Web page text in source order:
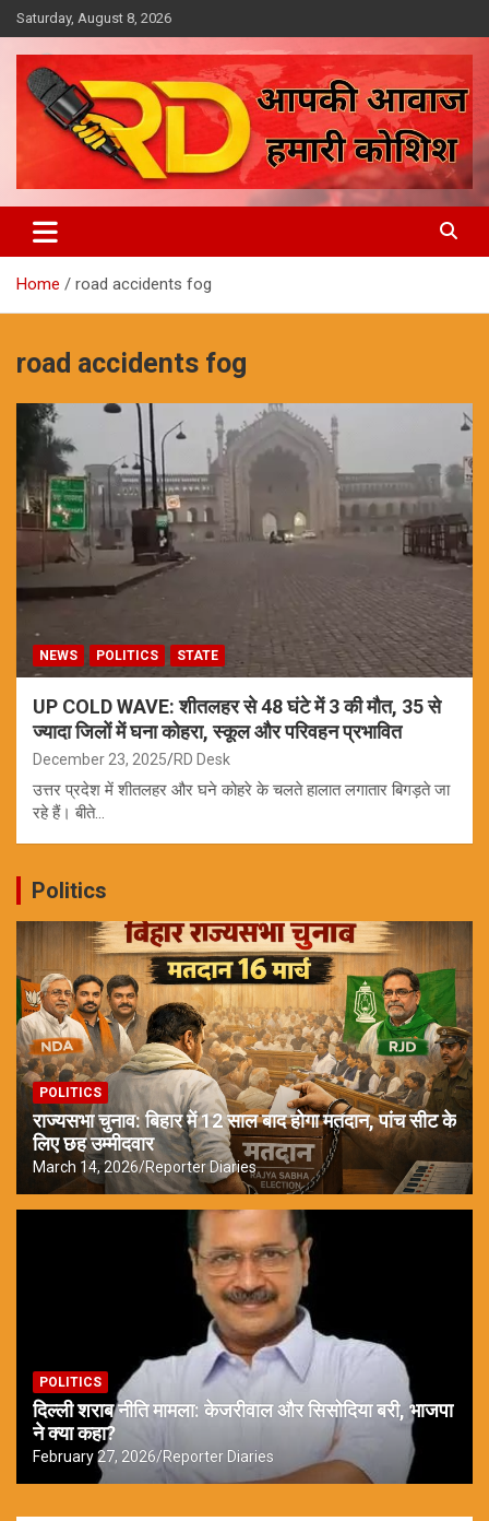
Skip
to
content
Saturday, August 8, 2026
Reporter Diaries
Home road accidents fog
road accidents fog
NEWS POLITICS STATE
UP COLD WAVE: शीतलहर से 48 घंटे में 3 की मौत, 35 से
ज्यादा जिलों में घना कोहरा, स्कूल और परिवहन प्रभावित
December 23, 2025 RD Desk
उत्तर प्रदेश में शीतलहर और घने कोहरे के चलते हालात लगातार बिगड़ते जा
रहे हैं। बीते…
Politics
POLITICS
राज्यसभा चुनाव: बिहार में 12 साल बाद होगा मतदान, पांच सीट के
लिए छह उम्मीदवार
March 14, 2026 Reporter Diaries
POLITICS
दिल्ली शराब नीति मामला: केजरीवाल और सिसोदिया बरी, भाजपा
ने क्या कहा?
February 27, 2026 Reporter Diaries